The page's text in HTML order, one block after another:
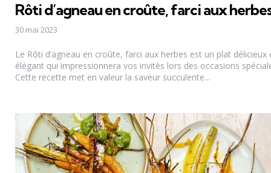
Rôti d’agneau en croûte, farci aux
30 mai 2023
Le Rôti d’agneau en croûte, farci aux herbes est un plat délicieux
élégant qui impressionnera vos invités lors des occasions
Cette recette met en valeur la saveur succulente...